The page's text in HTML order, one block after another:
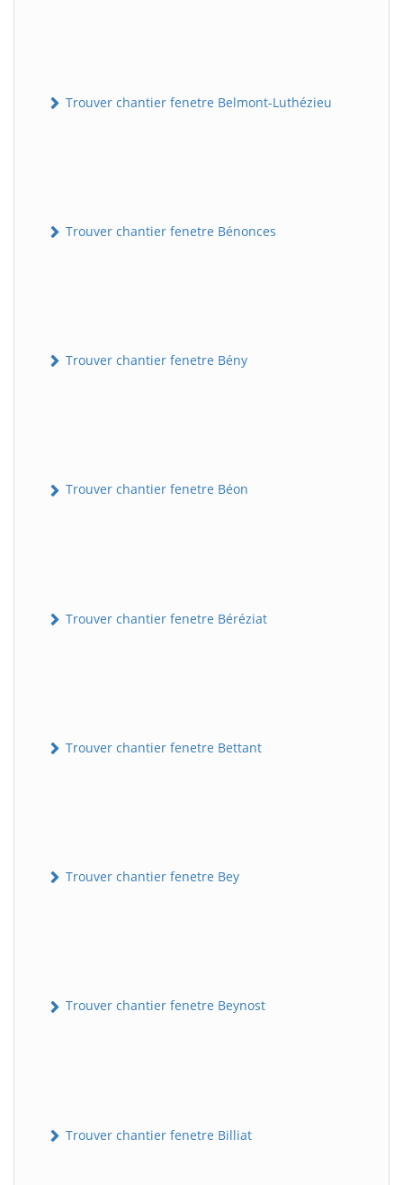
Trouver chantier fenetre Belmont-Luthézieu
Trouver chantier fenetre Bénonces
Trouver chantier fenetre Bény
Trouver chantier fenetre Béon
Trouver chantier fenetre Béréziat
Trouver chantier fenetre Bettant
Trouver chantier fenetre Bey
Trouver chantier fenetre Beynost
Trouver chantier fenetre Billiat